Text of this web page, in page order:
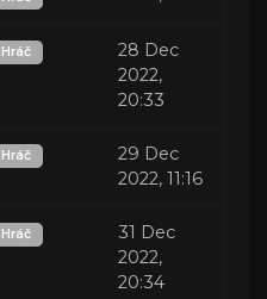
Hráč
28 Dec
2022,
20:33
Hráč
29 Dec
2022, 11:16
Hráč
31 Dec
2022,
20:34